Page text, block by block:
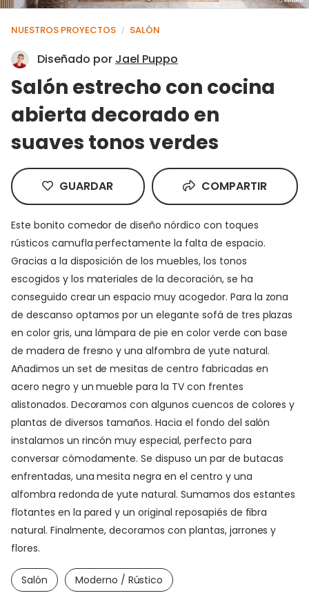
NUESTROS PROYECTOS / SALÓN
Diseñado por Jael Puppo
Salón estrecho con cocina
abierta decorado en
suaves tonos verdes
GUARDAR COMPARTIR
Este bonito comedor de diseño nórdico con toques
rústicos camufla perfectamente la falta de espacio.
Gracias a la disposición de los muebles, los tonos
escogidos y los materiales de la decoración, se ha
conseguido crear un espacio muy acogedor. Para la zona
de descanso optamos por un elegante sofá de tres plazas
en color gris, una lámpara de pie en color verde con base
de madera de fresno y una alfombra de yute natural.
Añadimos un set de mesitas de centro fabricadas en
acero negro y un mueble para la TV con frentes
alistonados. Decoramos con algunos cuencos de colores y
plantas de diversos tamaños. Hacia el fondo del salón
instalamos un rincón muy especial, perfecto para
conversar cómodamente. Se dispuso un par de butacas
enfrentadas, una mesita negra en el centro y una
alfombra redonda de yute natural. Sumamos dos estantes
flotantes en la pared y un original reposapiés de fibra
natural. Finalmente, decoramos con plantas, jarrones y
flores.
Salón Moderno / Rústico